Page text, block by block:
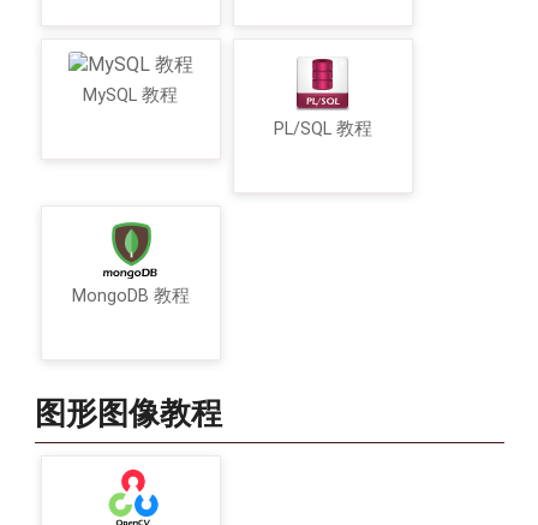
MySQL 教程
PL/SQL 教程
MongoDB 教程
图形图像教程